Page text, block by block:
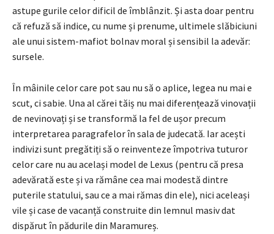
astupe gurile celor dificil de îmblânzit. Și asta doar pentru
că refuză să indice, cu nume și prenume, ultimele slăbiciuni
ale unui sistem-mafiot bolnav moral și sensibil la adevăr:
sursele.
În mâinile celor care pot sau nu să o aplice, legea nu mai e
scut, ci sabie. Una al cărei tăiș nu mai diferențează vinovații
de nevinovați și se transformă la fel de ușor precum
interpretarea paragrafelor în sala de judecată. Iar acești
indivizi sunt pregătiți să o reinventeze împotriva tuturor
celor care nu au același model de Lexus (pentru că presa
adevărată este și va rămâne cea mai modestă dintre
puterile statului, sau ce a mai rămas din ele), nici aceleași
vile și case de vacanță construite din lemnul masiv dat
dispărut în pădurile din Maramureș.